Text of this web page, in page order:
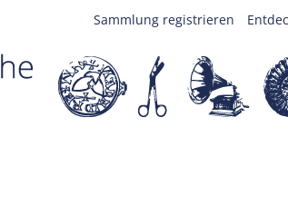
Sammlung registrieren